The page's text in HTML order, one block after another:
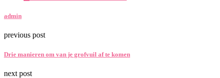
admin
previous post
Drie manieren om van je grofvuil af te komen
next post